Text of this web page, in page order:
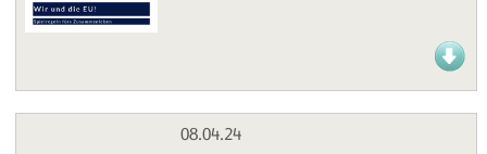
08.04.24